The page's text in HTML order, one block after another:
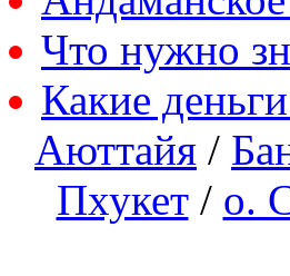
Что нужно
Какие
Аюттайя /
Пхукет/ о.